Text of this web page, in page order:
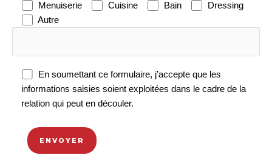
Menuiserie
Cuisine Bain
Dressing
Autre
En soumettant ce formulaire, j’accepte que les
informations saisies soient exploitées dans le cadre de la
relation qui peut en découler.
laisser